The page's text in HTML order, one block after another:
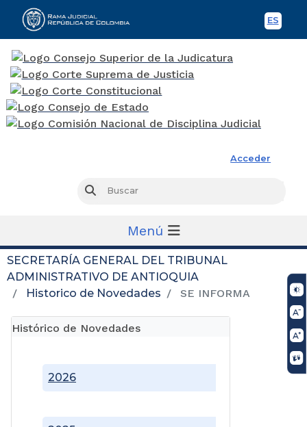
ES
Acceder
Buscar
Menú
SECRETARÍA GENERAL DEL TRIBUNAL
ADMINISTRATIVO DE ANTIOQUIA
Historico de Novedades
SE INFORMA
Histórico de Novedades
2026